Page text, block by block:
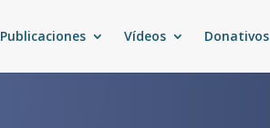
Publicaciones Vídeos Donativos